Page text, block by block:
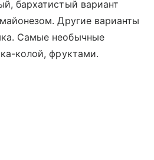
бархатистый вариант
Другие варианты
Самые необычные
колой, фруктами.